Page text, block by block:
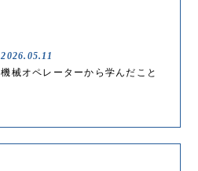
2026.05.11
機械オペレーターから学んだこと